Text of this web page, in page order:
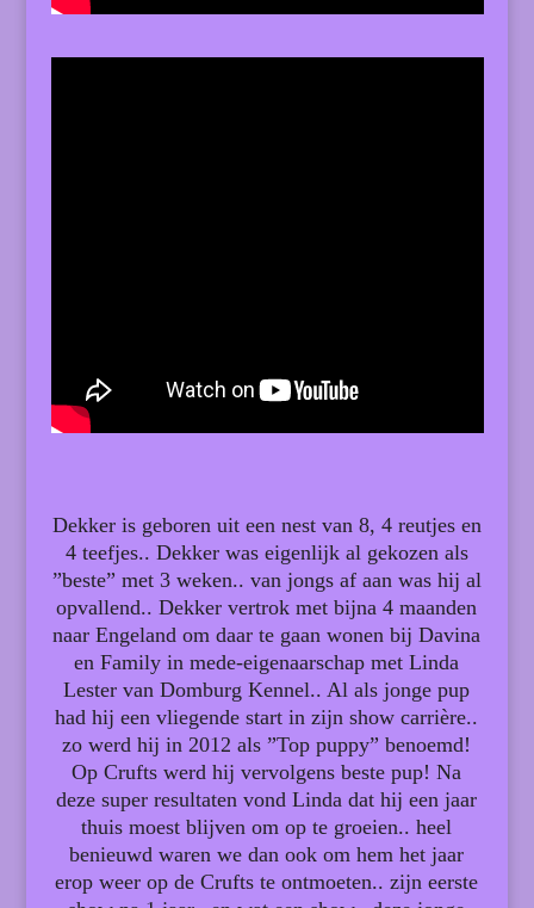
Dekker is geboren uit een nest van 8, 4 reutjes en
4 teefjes.. Dekker was eigenlijk al gekozen als
”beste” met 3 weken.. van jongs af aan was hij al
opvallend.. Dekker vertrok met bijna 4 maanden
naar Engeland om daar te gaan wonen bij Davina
en Family in mede-eigenaarschap met Linda
Lester van Domburg Kennel.. Al als jonge pup
had hij een vliegende start in zijn show carrière..
zo werd hij in 2012 als ”Top puppy” benoemd!
Op Crufts werd hij vervolgens beste pup! Na
deze super resultaten vond Linda dat hij een jaar
thuis moest blijven om op te groeien.. heel
benieuwd waren we dan ook om hem het jaar
erop weer op de Crufts te ontmoeten.. zijn eerste